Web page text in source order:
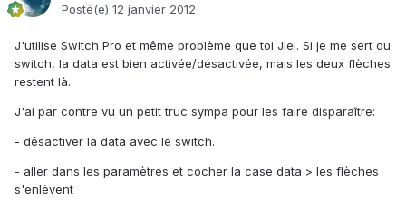
Posté(e) 12 janvier 2012
J'utilise Switch Pro et même problème que toi Jiel. Si je me sert du
switch, la data est bien activée/désactivée, mais les deux flèches
restent là.
J'ai par contre vu un petit truc sympa pour les faire disparaître:
- désactiver la data avec le switch.
- aller dans les paramètres et cocher la case data > les flèches
s'enlèvent